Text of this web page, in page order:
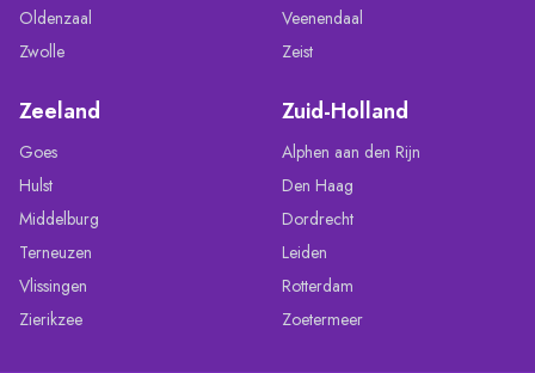
Oldenzaal
Zwolle
Veenendaal
Zeist
Zeeland
Goes
Hulst
Middelburg
Terneuzen
Vlissingen
Zierikzee
Zuid-Holland
Alphen aan den Rijn
Den Haag
Dordrecht
Leiden
Rotterdam
Zoetermeer